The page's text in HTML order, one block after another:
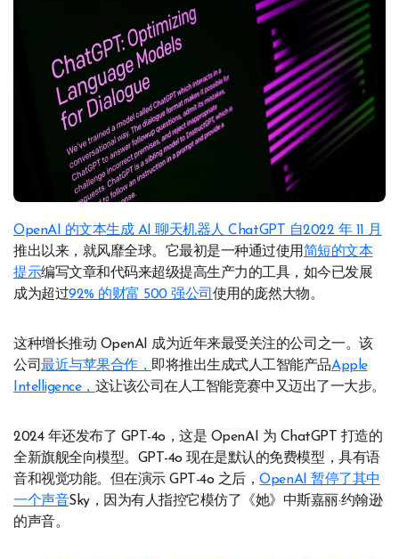
OpenAI 的文本生成 AI 聊天机器人 ChatGPT 自2022 年 11 月
推出以来，就风靡全球。它最初是一种通过使用简短的文本
提示编写文章和代码来超级提高生产力的工具，如今已发展
成为超过92% 的财富 500 强公司 使用的庞然大物。
这种增长推动 OpenAI 成为近年来最受关注的公司之一。该
公司最近与苹果合作， 即将推出生成式人工智能产品Apple
Intelligence， 这让该公司在人工智能竞赛中又迈出了一大步。
2024 年还发布了 GPT-4o，这是 OpenAI 为 ChatGPT 打造的
全新旗舰全向模型。GPT-4o 现在是默认的免费模型，具有语
音和视觉功能。但在演示 GPT-4o 之后，OpenAI 暂停了其中
一个声音Sky，因为有人指控它模仿了《她》中斯嘉丽·约翰逊
的声音。